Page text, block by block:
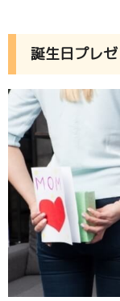
誕生日プレ